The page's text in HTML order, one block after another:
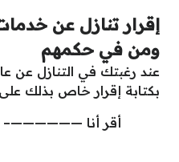
إقرار تنازل عن
ومن في حكمهم
عند رغبتك في التنازل عن
بكتابة إقرار خاص بذلك على
أقر أنا